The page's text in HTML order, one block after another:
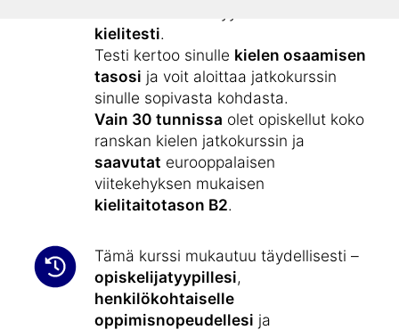
kielitesti.
Testi kertoo sinulle kielen osaamisen
tasosi ja voit aloittaa jatkokurssin
sinulle sopivasta kohdasta.
Vain 30 tunnissa olet opiskellut koko
ranskan kielen jatkokurssin ja
saavutat eurooppalaisen
viitekehyksen mukaisen
kielitaitotason B2.
Tämä kurssi mukautuu täydellisesti –
opiskelijatyypillesi,
henkilökohtaiselle
oppimisnopeudellesi ja